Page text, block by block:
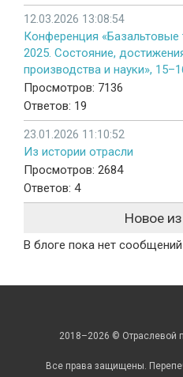
12.03.2026 13:08:54
Конференция «Базальтовые
2025. Состояние,
производства и науки»,
Просмотров: 7136
Ответов: 19
23.01.2026 11:10:52
Из истории отрасли
Просмотров: 2684
Ответов: 4
Новое
В блоге пока нет сообщений
2018–2026 © Отраслевой
Все права защищены.